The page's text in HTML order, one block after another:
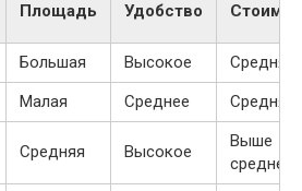
Площадь Удобство
Большая Высокое
Средняя
Малая Среднее Средняя
Средняя Высокое
Выше
средней